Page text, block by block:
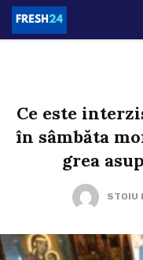
Ce este
în sâmbăta
grea
STOIU